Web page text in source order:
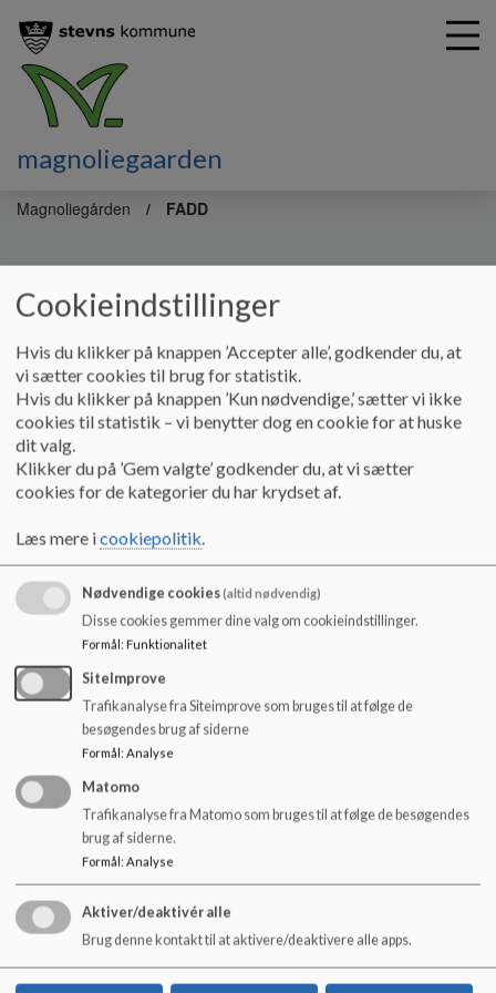
l
magnoliegaarden
Magnoliegården FADD
FADD
Magnoliegården er medlem af FADD - Foreningen af Døgn
og Dagtilbud for udsatte børn og unge.
Læs mere om FADD på deres hjemmeside
Social- og specialpædagogisk praksis skal til enhver tid
afspejle de værdier, der gælder for den måde, vi
samfundsmæssigt set varetager opdragelsen af børn og unge
På Magnoliegården er vi således kontinuerligt optagede af at
skærpe vores værdibaserede blik på vores praksis og på de
forforståelser, der danner klangbunden for de ydelser, vi
leverer i forhold til de mest udsatte børn og unge.
Begrebsmæssige ledetråde som mangfoldighed, demokrati,
bæredygtighed og retfærdighed er knyttet til eksistentiel
trivsel og udvikling.
I den ånd skal vores initiativ forstås.
FADD har i 2021 formuleret 12 teser, som vi anser som
centrale i vores ønske om at række ud til de børn og unge,
som har brug for det, vi kan give, når vi er bedst.
Cookieindstillinger
Hvis du klikker på knappen ’Accepter alle’, godkender du, at
vi sætter cookies til brug for statistik.
Hvis du klikker på knappen ’Kun nødvendige,’ sætter vi ikke
cookies til statistik – vi benytter dog en cookie for at huske
dit valg.
Klikker du på ’Gem valgte’ godkender du, at vi sætter
cookies for de kategorier du har krydset af.
Læs mere icookiepolitik.
Nødvendige cookies(altid nødvendig)
Disse cookies gemmer dine valg om cookieindstillinger.
Formål: Funktionalitet
SiteImprove
Trafikanalyse fra Siteimprove som bruges til at følge de
besøgendes brug af siderne
Formål: Analyse
Matomo
Trafikanalyse fra Matomo som bruges til at følge de besøgendes
brug af siderne.
Formål: Analyse
Aktiver/deaktivér alle
Brug denne kontakt til at aktivere/deaktivere alle apps.